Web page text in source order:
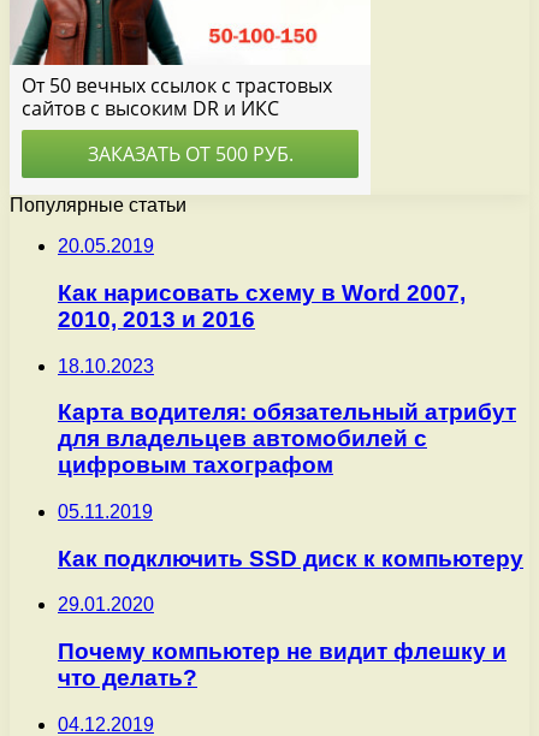
Популярные статьи
20.05.2019
Как нарисовать схему в Word 2007,
2010, 2013 и 2016
18.10.2023
Карта водителя: обязательный атрибут
для владельцев автомобилей с
цифровым тахографом
05.11.2019
Как подключить SSD диск к компьютеру
29.01.2020
Почему компьютер не видит флешку и
что делать?
04.12.2019